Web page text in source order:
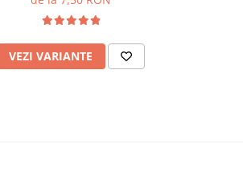
VEZI VARIANTE